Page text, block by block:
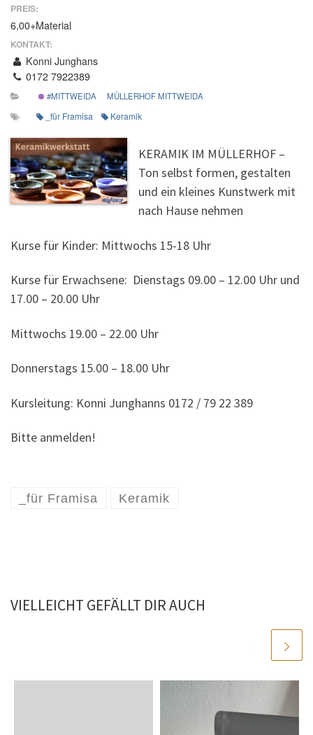
PREIS:
6,00+Material
KONTAKT:
Konni Junghans
0172 7922389
#MITTWEIDA MÜLLERHOF MITTWEIDA
_für Framisa Keramik
KERAMIK IM MÜLLERHOF –
Ton selbst formen, gestalten
und ein kleines Kunstwerk mit
nach Hause nehmen
Kurse für Kinder: Mittwochs 15-18 Uhr
Kurse für Erwachsene: Dienstags 09.00 – 12.00 Uhr und
17.00 – 20.00 Uhr
Mittwochs 19.00 – 22.00 Uhr
Donnerstags 15.00 – 18.00 Uhr
Kursleitung: Konni Junghanns 0172 / 79 22 389
Bitte anmelden!
_für Framisa Keramik
VIELLEICHT GEFÄLLT DIR AUCH